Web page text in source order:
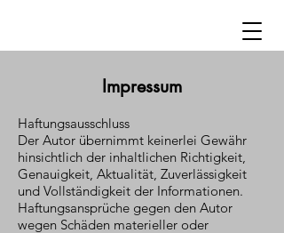
Impressum
Haftungsausschluss
Der Autor übernimmt keinerlei Gewähr
hinsichtlich der inhaltlichen Richtigkeit,
Genauigkeit, Aktualität, Zuverlässigkeit
und Vollständigkeit der Informationen.
Haftungsansprüche gegen den Autor
wegen Schäden materieller oder